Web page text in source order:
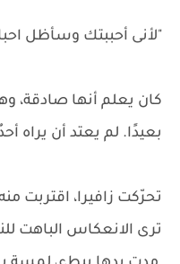
"لأنى أحببتك وسأظل
كان يعلم أنها صادقة،
بعيدًا. لم يعتد أن يراه
تحرّكت زافيرا، اقتربت
ترى الانعكاس الباهت